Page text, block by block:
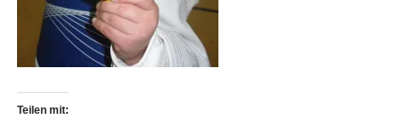
Teilen mit: